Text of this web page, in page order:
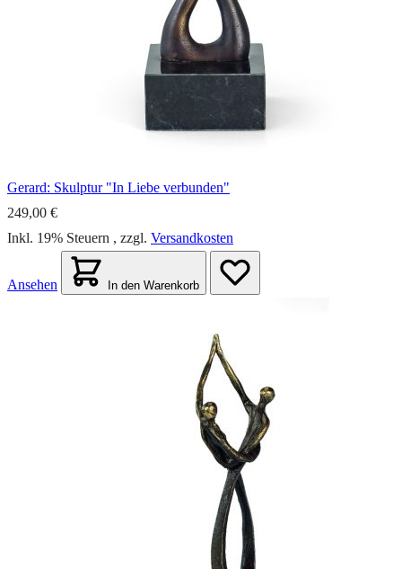
Gerard: Skulptur "In Liebe verbunden"
249,00 €
Inkl. 19% Steuern , zzgl. Versandkosten
Ansehen In den Warenkorb